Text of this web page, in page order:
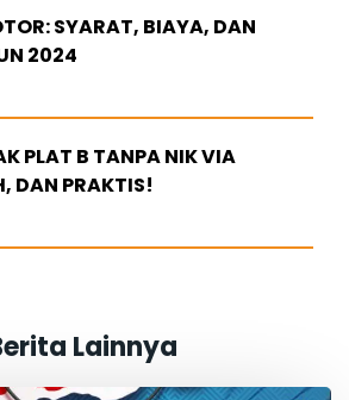
SYARAT, BIAYA, DAN
2024
PLAT B TANPA NIK VIA
DAN PRAKTIS!
Lainnya